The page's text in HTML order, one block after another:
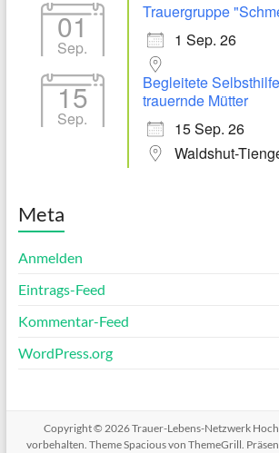
01
Sep.
Trauergruppe
1 Sep. 26
15
Sep.
Begleitete
trauernde Mütter
15 Sep. 26
Waldshut-
Meta
Anmelden
Eintrags-Feed
Kommentar-Feed
WordPress.org
Copyright © 2026Trauer-Lebens-Netzwerk
vorbehalten. ThemeSpaciousvon ThemeGrill.